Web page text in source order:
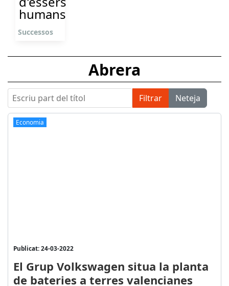
humans
Successos
Abrera
Escriu part del títol Filtrar Neteja
Economia
Publicat: 24-03-2022
El Grup Volkswagen situa la planta
de bateries a terres valencianes